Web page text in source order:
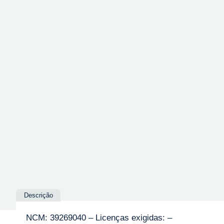
Descrição
NCM: 39269040 – Licenças exigidas: –